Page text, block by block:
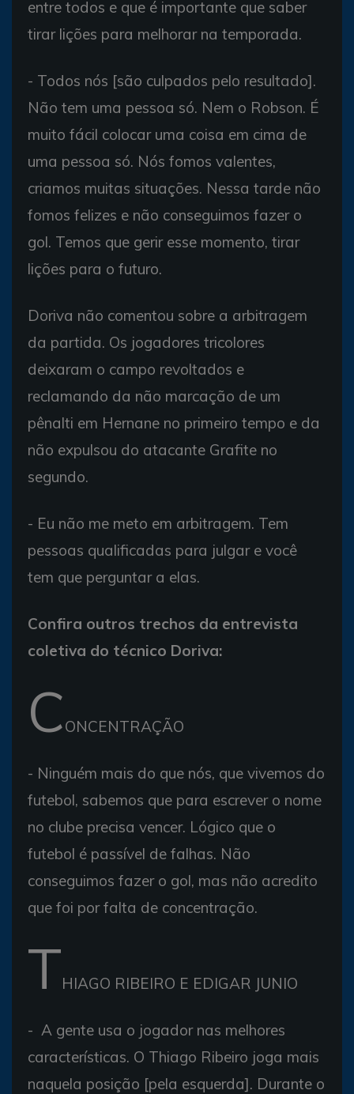
entre todos e que é importante que saber
tirar lições para melhorar na temporada.
- Todos nós [são culpados pelo resultado].
Não tem uma pessoa só. Nem o Robson. É
muito fácil colocar uma coisa em cima de
uma pessoa só. Nós fomos valentes,
criamos muitas situações. Nessa tarde não
fomos felizes e não conseguimos fazer o
gol. Temos que gerir esse momento, tirar
lições para o futuro.
Doriva não comentou sobre a arbitragem
da partida. Os jogadores tricolores
deixaram o campo revoltados e
reclamando da não marcação de um
pênalti em Hernane no primeiro tempo e da
não expulsou do atacante Grafite no
segundo.
- Eu não me meto em arbitragem. Tem
pessoas qualificadas para julgar e você
tem que perguntar a elas.
Confira outros trechos da entrevista
coletiva do técnico Doriva:
CONCENTRAÇÃO
- Ninguém mais do que nós, que vivemos do
futebol, sabemos que para escrever o nome
no clube precisa vencer. Lógico que o
futebol é passível de falhas. Não
conseguimos fazer o gol, mas não acredito
que foi por falta de concentração.
THIAGO RIBEIRO E EDIGAR JUNIO
- A gente usa o jogador nas melhores
características. O Thiago Ribeiro joga mais
naquela posição [pela esquerda]. Durante o